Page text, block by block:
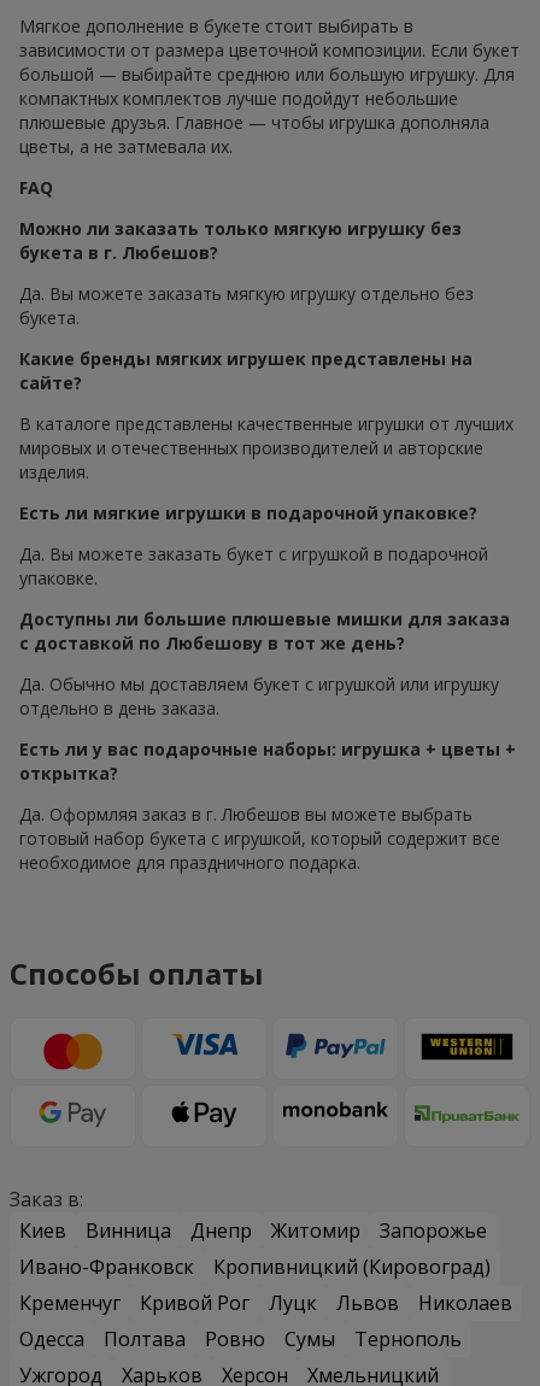
Мягкое дополнение в букете стоит выбирать в
зависимости от размера цветочной композиции. Если букет
большой — выбирайте среднюю или большую игрушку. Для
компактных комплектов лучше подойдут небольшие
плюшевые друзья. Главное — чтобы игрушка дополняла
цветы, а не затмевала их.
FAQ
Можно ли заказать только мягкую игрушку без
букета в г. Любешов?
Да. Вы можете заказать мягкую игрушку отдельно без
букета.
Какие бренды мягких игрушек представлены на
сайте?
В каталоге представлены качественные игрушки от лучших
мировых и отечественных производителей и авторские
изделия.
Есть ли мягкие игрушки в подарочной упаковке?
Да. Вы можете заказать букет с игрушкой в подарочной
упаковке.
Доступны ли большие плюшевые мишки для заказа
с доставкой по Любешову в тот же день?
Да. Обычно мы доставляем букет с игрушкой или игрушку
отдельно в день заказа.
Есть ли у вас подарочные наборы: игрушка + цветы +
открытка?
Да. Оформляя заказ в г. Любешов вы можете выбрать
готовый набор букета с игрушкой, который содержит все
необходимое для праздничного подарка.
Способы оплаты
Заказ в:
Киев
Винница Днепр Житомир
Запорожье
Ивано-Франковск
Кропивницкий (Кировоград)
Кременчуг
Кривой Рог Луцк Львов
Николаев
Одесса
Полтава Ровно Сумы
Тернополь
Ужгород
Харьков Херсон
Хмельницкий